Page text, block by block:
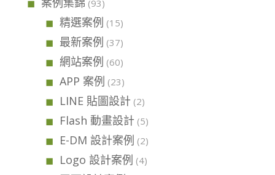
(93)
精選案例 (15)
最新案例 (37)
網站案例 (60)
APP 案例 (23)
LINE 貼圖設計(2)
Flash 動畫設計(5)
E-DM 設計案例 (2)
Logo 設計案例 (4)